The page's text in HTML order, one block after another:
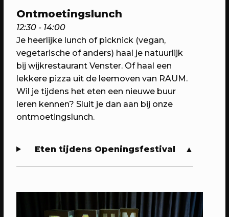
Maak de Pleinotheek
Praat en beslis mee
Ontmoetingslunch
12:30 - 14:00
Je heerlijke lunch of picknick (vegan,
vegetarische of anders) haal je natuurlijk
bij wijkrestaurant Venster. Of haal een
lekkere pizza uit de leemoven van RAUM.
Wil je tijdens het eten een nieuwe buur
leren kennen? Sluit je dan aan bij onze
ontmoetingslunch.
Eten tijdens Openingsfestival